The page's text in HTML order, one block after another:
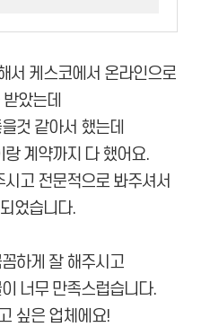
서 케스코에서 온라인으로
았는데
것 같아서 했는데
계약까지 다 했어요.
고 전문적으로 봐주셔서
었습니다.
하게 잘 해주시고
너무 만족스럽습니다.
싶은 업체에요!